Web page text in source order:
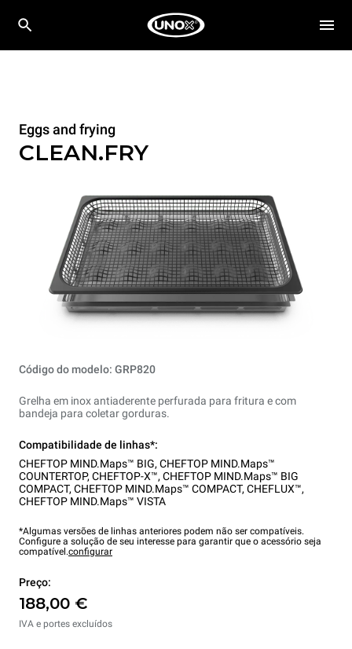
Eggs and frying
CLEAN.FRY
Código do modelo: GRP820
Grelha em inox antiaderente perfurada para fritura e com
bandeja para coletar gorduras.
Compatibilidade de linhas*:
CHEFTOP MIND.Maps™ BIG, CHEFTOP MIND.Maps™
COUNTERTOP, CHEFTOP-X™, CHEFTOP MIND.Maps™ BIG
COMPACT, CHEFTOP MIND.Maps™ COMPACT, CHEFLUX™,
CHEFTOP MIND.Maps™ VISTA
*Algumas versões de linhas anteriores podem não ser compatíveis.
Configure a solução de seu interesse para garantir que o acessório seja
compatível.configurar
Preço:
188,00 €
IVA e portes excluídos